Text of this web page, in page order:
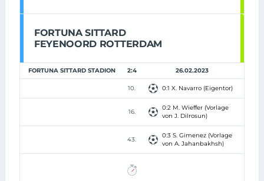
FORTUNA SITTARD
FEYENOORD ROTTERDAM
FORTUNA SITTARD STADION 2:4 26.02.2023
10. 0:1 X. Navarro (Eigentor)
16.
0:2 M. Wieffer (Vorlage
von J. Dilrosun)
43.
0:3 S. Gimenez (Vorlage
von A. Jahanbakhsh)